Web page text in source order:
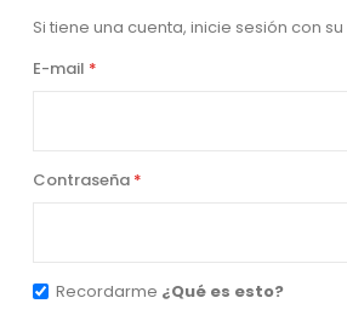
Si tiene una cuenta, inicie sesión con
E-mail
Contraseña
Recordarme ¿Qué es esto?